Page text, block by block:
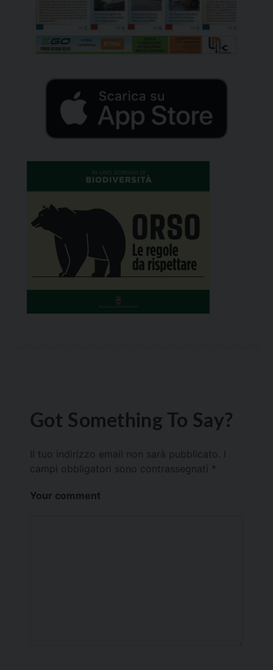
Got Something To Say?
Il tuo indirizzo email non sarà pubblicato.
campi obbligatori sono contrassegnati *
Your comment